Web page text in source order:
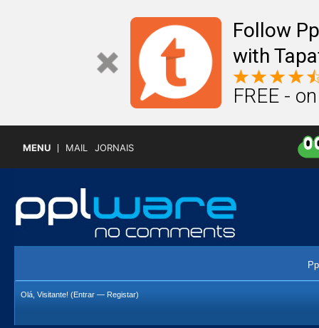
Follow
with
FREE -
MENU MAIL JORNAIS
Olá, Visitante! (Entrar — Registar)